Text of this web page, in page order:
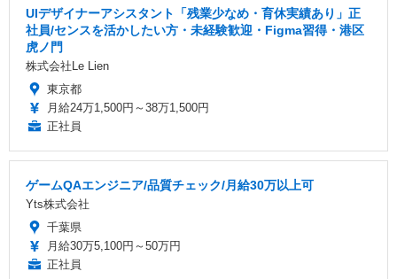
UIデザイナーアシスタント「残業少なめ・育休実績あり」正
社員/センスを活かしたい方・未経験歓迎・Figma習得・港区
虎ノ門
株式会社Le Lien
東京都
月給24万1,500円～38万1,500円
正社員
ゲームQAエンジニア/品質チェック/月給30万以上可
Yts株式会社
千葉県
月給30万5,100円～50万円
正社員